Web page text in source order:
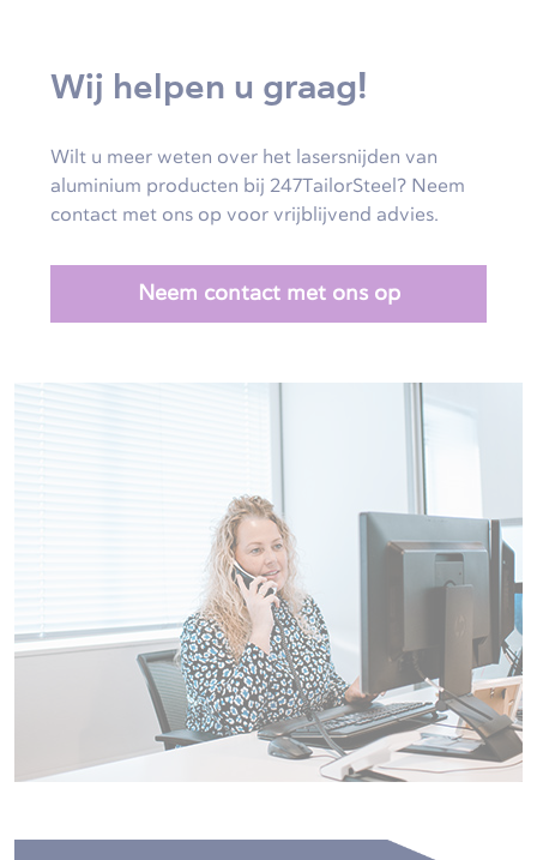
Wij helpen u graag!
Wilt u meer weten over het lasersnijden van
aluminium producten bij 247TailorSteel? Neem
contact met ons op voor vrijblijvend advies.
Neem contact met ons op